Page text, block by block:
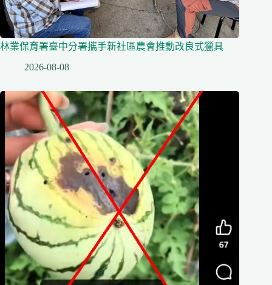
林業保育署臺中分署攜手新社區農會推動改良式獵具
2026-08-08